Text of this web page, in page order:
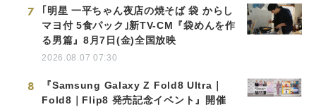
7
｢明星 一平ちゃん夜店の焼そば 袋 からし
マヨ付 5食パック｣新TV-CM『袋めんを作
る男篇』8月7日(金)全国放映
2026.08.07 07:30
8
『Samsung Galaxy Z Fold8 Ultra｜
Fold8｜Flip8 発売記念イベント』開催